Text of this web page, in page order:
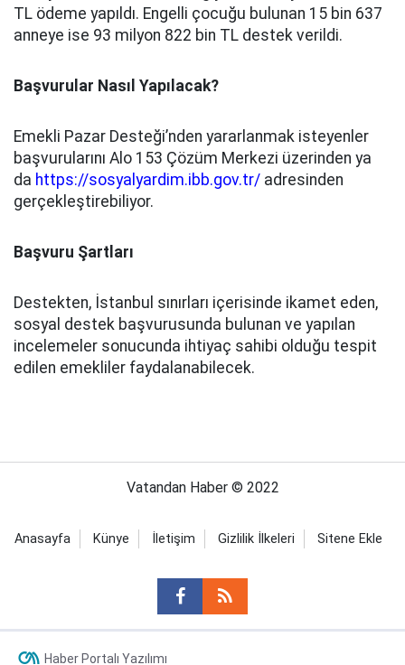
TL ödeme yapıldı. Engelli çocuğu bulunan 15 bin 637
anneye ise 93 milyon 822 bin TL destek verildi.
Başvurular Nasıl Yapılacak?
Emekli Pazar Desteği’nden yararlanmak isteyenler
başvurularını Alo 153 Çözüm Merkezi üzerinden ya
da https://sosyalyardim.ibb.gov.tr/ adresinden
gerçekleştirebiliyor.
Başvuru Şartları
Destekten, İstanbul sınırları içerisinde ikamet eden,
sosyal destek başvurusunda bulunan ve yapılan
incelemeler sonucunda ihtiyaç sahibi olduğu tespit
edilen emekliler faydalanabilecek.
Vatandan Haber © 2022
Anasayfa Künye İletişim Gizlilik İlkeleri Sitene Ekle
Haber Portalı Yazılımı